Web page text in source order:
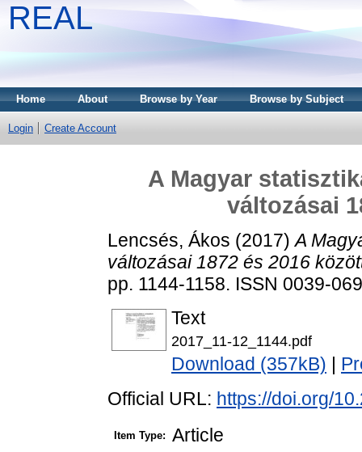
REAL
Home About Browse by Year Browse by Subject
Login Create Account
A Magyar
változásai
Lencsés, Ákos (2017)A
változásai 1872 és 2016
pp. 1144-1158. ISSN 0039-
Text
2017_11-12_1144.pdf
Download (357kB)
Official URL: https://doi.org/
Item Type: Article